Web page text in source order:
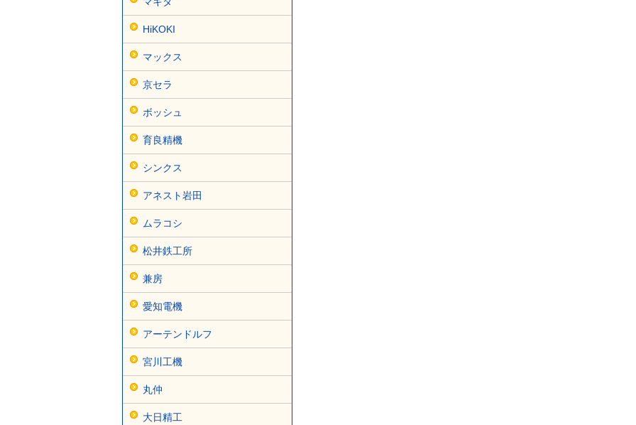
HiKOKI
マックス
京セラ
ボッシュ
育良精機
シンクス
アネスト岩田
ムラコシ
松井鉄工所
兼房
愛知電機
アーテンドルフ
宮川工機
丸仲
大日精工